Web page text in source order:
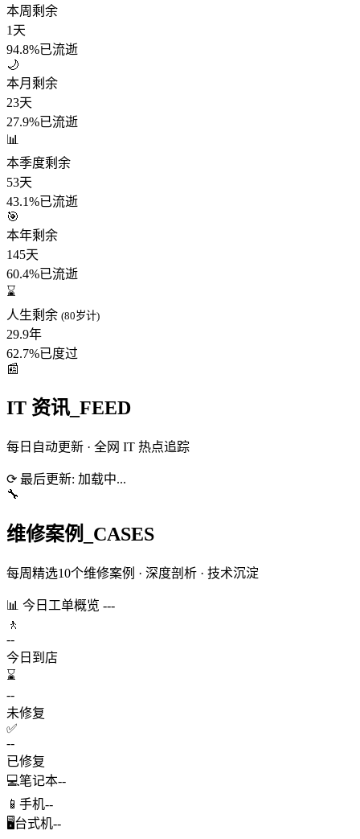
本周剩余
1天
94.8%已流逝
🌙
本月剩余
23天
27.9%已流逝
📊
本季度剩余
53天
43.1%已流逝
🎯
本年剩余
145天
60.4%已流逝
⌛
人生剩余 (80岁计)
29.9年
62.7%已度过
📰
IT 资讯_FEED
每日自动更新 · 全网 IT 热点追踪
⟳ 最后更新: 加载中...
🔧
维修案例 _CASES
每周精选10个维修案例 · 深度剖析 · 技术沉淀
📊 今日工单概览 ---
🚶
--
今日到店
⌛
--
未修复
✅
--
已修复
💻笔记本--
📱 手机--
🖥️台式机--